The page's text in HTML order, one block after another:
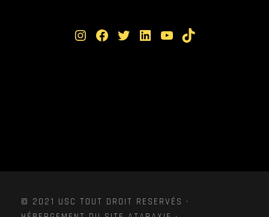
Instagram Facebook Twitter LinkedIn YouTube TikTok
© 2021 USC TOUT DROIT RESERVÉS ·